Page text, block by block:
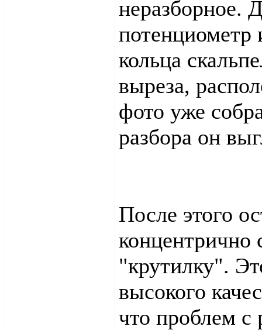
неразборное.
потенциометр
кольца
выреза,
фото уже
разбора он
После этого
концентрично
"крутилку".
высокого
что проблем с